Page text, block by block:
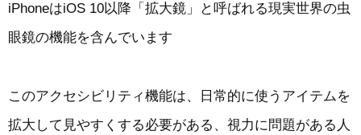
iPhoneはiOS 10以降「拡大鏡」と呼ばれる現実世界の虫
眼鏡の機能を含んでいます
このアクセシビリティ機能は、日常的に使うアイテムを
拡大して見やすくする必要がある、視力に問題がある人